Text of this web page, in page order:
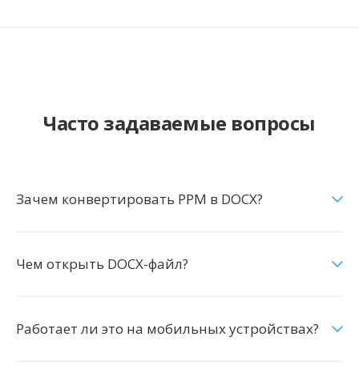
Часто задаваемые вопросы
Зачем конвертировать PPM в DOCX?
Чем открыть DOCX-файл?
Работает ли это на мобильных устройствах?